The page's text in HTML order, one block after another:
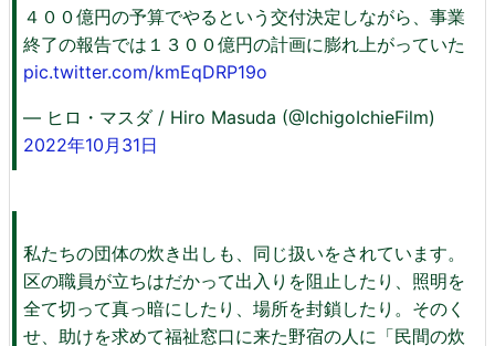
４００億円の予算でやるという交付決定しながら、事業
終了の報告では１３００億円の計画に膨れ上がっていた
pic.twitter.com/kmEqDRP19o
— ヒロ・マスダ / Hiro Masuda (@IchigoIchieFilm)
2022年10月31日
私たちの団体の炊き出しも、同じ扱いをされています。
区の職員が立ちはだかって出入りを阻止したり、照明を
全て切って真っ暗にしたり、場所を封鎖したり。そのく
せ、助けを求めて福祉窓口に来た野宿の人に「民間の炊